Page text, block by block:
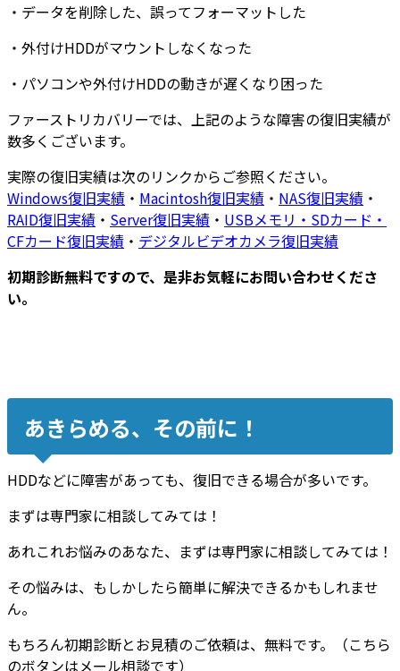
・ データを削除した、 誤ってフォーマットした
・ 外付けHDDがマウントしなくなった
・ パソコンや外付けHDDの動きが遅くなり困った
ファーストリカバリーでは、上記のような障害の復旧実績が
数多くございます。
実際の復旧実績は次のリンクからご参照ください。
Windows復旧実績 ・ Macintosh復旧実績 ・ NAS復旧実績 ・
RAID復旧実績 ・ Server復旧実績 ・ USBメモリ・SDカード・
CFカード復旧実績 ・ デジタルビデオカメラ復旧実績
初期診断無料ですので、是非お気軽にお問い合わせくださ
い。
あきらめる、その前に！
HDDなどに障害があっても、復旧できる場合が多いです。
まずは専門家に相談してみては！
あれこれお悩みのあなた、まずは専門家に相談してみては！
その悩みは、もしかしたら簡単に解決できるかもしれませ
ん。
もちろん初期診断とお見積のご依頼は、無料です。（こちら
のボタンはメール相談です）